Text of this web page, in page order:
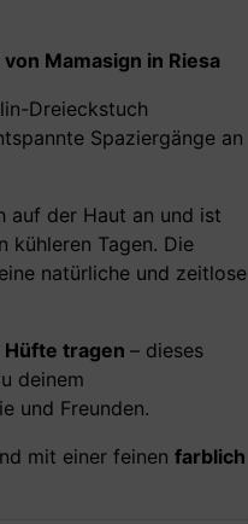
Mamasign in Riesa
Dreieckstuch
Spaziergänge an
auf der Haut an und ist
kühleren Tagen. Die
natürliche und zeitlose
Hüfte tragen – dieses
deinem
und Freunden.
mit einer feinen farblich